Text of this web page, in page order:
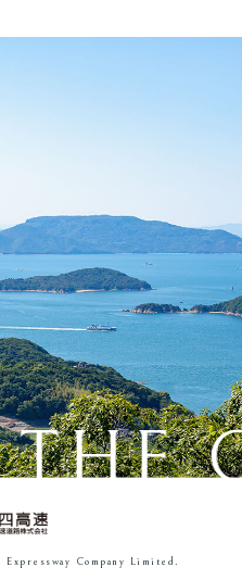
Company Limited.